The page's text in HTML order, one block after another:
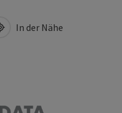
In der Nähe